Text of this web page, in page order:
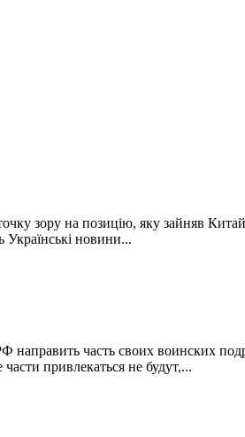
зору на позицію, яку зайняв Китай
Українські новини...
часть своих воинских
привлекаться не будут,...